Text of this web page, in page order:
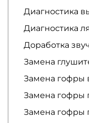
Диагностика
Диагностика
Доработка
Замена
Замена гофры
Замена гофры
Замена гофры